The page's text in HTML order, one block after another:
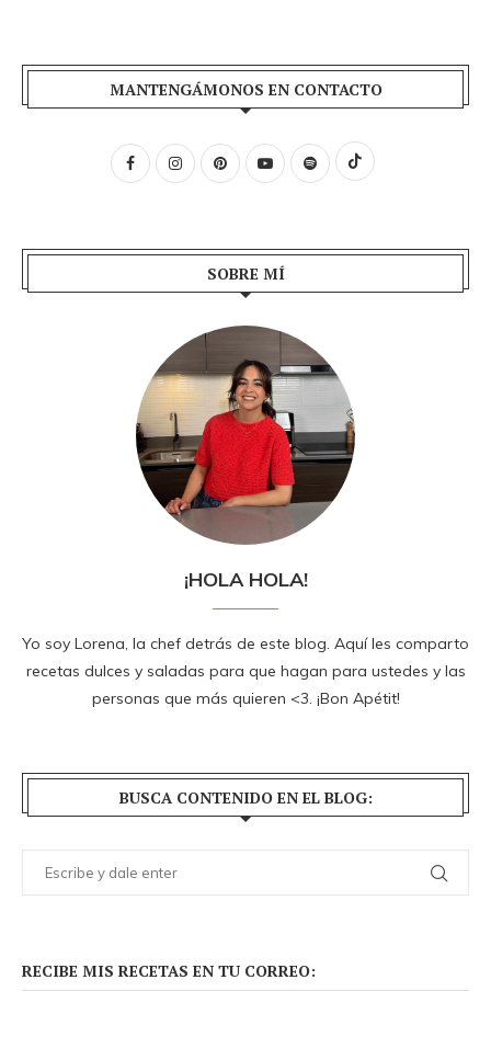
MANTENGÁMONOS EN CONTACTO
SOBRE MÍ
¡HOLA HOLA!
Yo soy Lorena, la chef detrás de este blog. Aquí les comparto
recetas dulces y saladas para que hagan para ustedes y las
personas que más quieren <3. ¡Bon Apétit!
BUSCA CONTENIDO EN EL BLOG:
RECIBE MIS RECETAS EN TU CORREO: